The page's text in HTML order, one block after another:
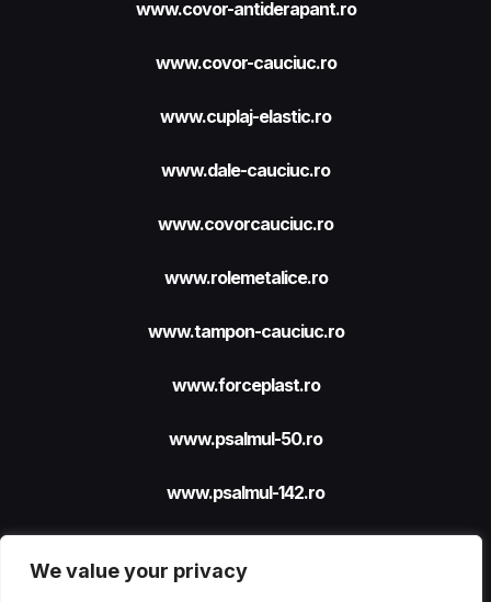
We value your privacy
www.covor-antiderapant.ro
www.covor-cauciuc.ro
www.cuplaj-elastic.ro
www.dale-cauciuc.ro
www.covorcauciuc.ro
www.rolemetalice.ro
www.tampon-cauciuc.ro
www.forceplast.ro
www.psalmul-50.ro
www.psalmul-142.ro
Site realizat cu sprijinul